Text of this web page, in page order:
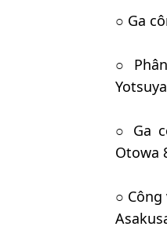
○ Ga
○
○ Ga
Otowa
○ Công